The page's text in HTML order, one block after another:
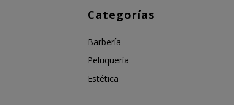
Categorías
Barbería
Peluquería
Estética